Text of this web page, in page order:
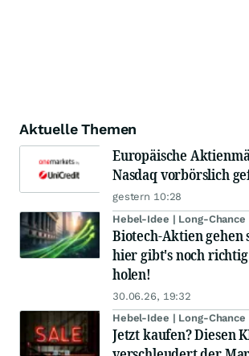
Aktuelle Themen
Europäische
Nasdaq vorbörslich
gestern 10:28
Hebel-Idee | Long-Chance
Biotech-Aktien gehen
hier gibt's noch richtig
holen!
30.06.26, 19:32
Hebel-Idee | Long-Chance
Jetzt kaufen? Diesen